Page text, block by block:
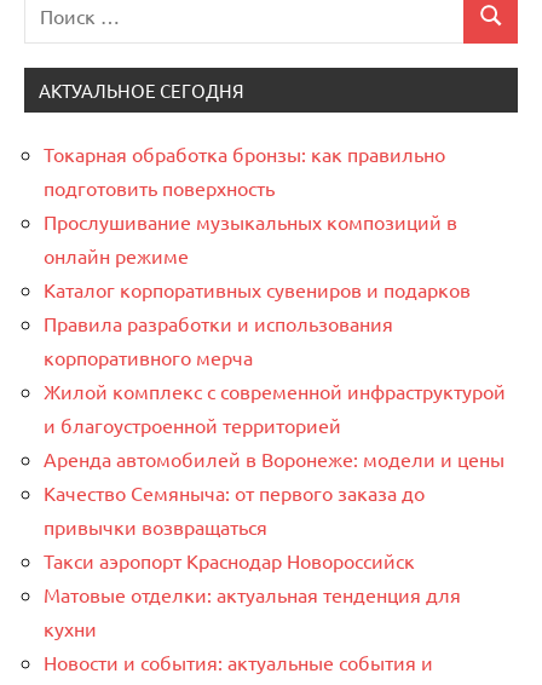
для:
Поиск
АКТУАЛЬНОЕ СЕГОДНЯ
Токарная обработка бронзы: как правильно
подготовить поверхность
Прослушивание музыкальных композиций в
онлайн режиме
Каталог корпоративных сувениров и подарков
Правила разработки и использования
корпоративного мерча
Жилой комплекс с современной инфраструктурой
и благоустроенной территорией
Аренда автомобилей в Воронеже: модели и цены
Качество Семяныча: от первого заказа до
привычки возвращаться
Такси аэропорт Краснодар Новороссийск
Матовые отделки: актуальная тенденция для
кухни
Новости и события: актуальные события и